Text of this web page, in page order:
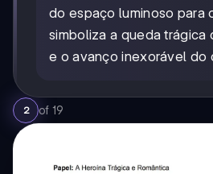
do espaço luminoso para
simboliza a queda trágica
e o avanço inexorável do
2 of 19